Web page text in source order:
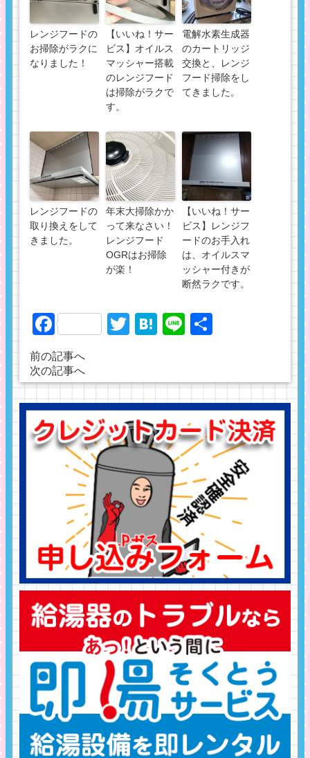
レンジフードの
お掃除がラクに
なりました！
【いいね！サー
ビス】オイルス
マッシャー搭載
のレンジフード
は掃除がラクで
す。
電解水素生成器
のカートリッジ
交換と、レンジ
フード掃除をし
てきました。
レンジフードの
取り換えをして
きました。
年末大掃除かか
って来なさい！
レンジフード
OGRはお掃除
が楽！
【いいね！サー
ビス】レンジフ
ードのお手入れ
は、オイルスマ
ッシャー付きが
断然ラクです。
FacebookTwitter
Hatena
Line
前の記事へ
次の記事へ